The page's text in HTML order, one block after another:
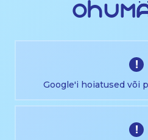
!
Google'i hoiatused või
!